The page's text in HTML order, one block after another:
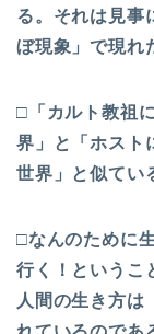
る。それは見事
ぼ現象」で現れ
□「カルト教祖
界」と「ホスト
世界」と似てい
□なんのために
行く！というこ
人間の生き方は